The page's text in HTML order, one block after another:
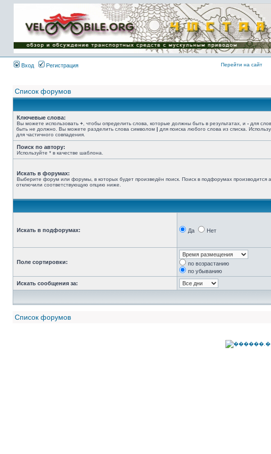
Имя пользователя:
Пароль:
{ LOG_ME_IN_SHORT
}
Вход Регистрация Перейти на сайт
Список форумов
Ключевые слова:
Вы можете использовать + , чтобы определить слова, которые должны быть в результатах, и - для
быть не должно. Вы можете разделить слова символом | для поиска любого слова из списка.
для частичного совпадения.
Поиск по автору:
Используйте * в качестве шаблона.
Искать в форумах:
Выберите форум или форумы, в которых будет произведён поиск. Поиск в подфорумах производится
отключили соответствующую опцию ниже.
Искать в подфорумах: Да Нет
Поле сортировки:
по возрастанию
по убыванию
Искать сообщения за:
Список форумов